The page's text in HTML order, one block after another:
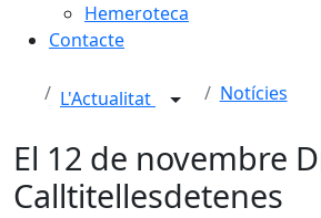
Hemeroteca
Contacte
L'Actualitat Notícies
El 12 de novembre
Calltitellesdetenes